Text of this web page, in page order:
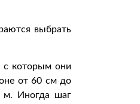
выбрать
с которым они
от 60 см до
Иногда шаг